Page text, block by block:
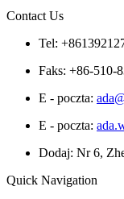
Contact Us
Tel:
Faks: +86-510-
E - poczta:
E - poczta:
Dodaj: Nr 6,
Quick Navigation